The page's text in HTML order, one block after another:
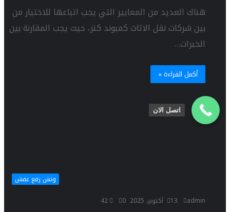
هناك العديد من المعايير التي يجب اتباعها للاختيار من
بين شركات نقل الاثاث كمبوند كنز، حيث يجب المقارنة بين
الخبرات…
أكمل القراءة »
ونش رفع عفش
admin
13 أكتوبر، 2025 0
42
اتصل الان